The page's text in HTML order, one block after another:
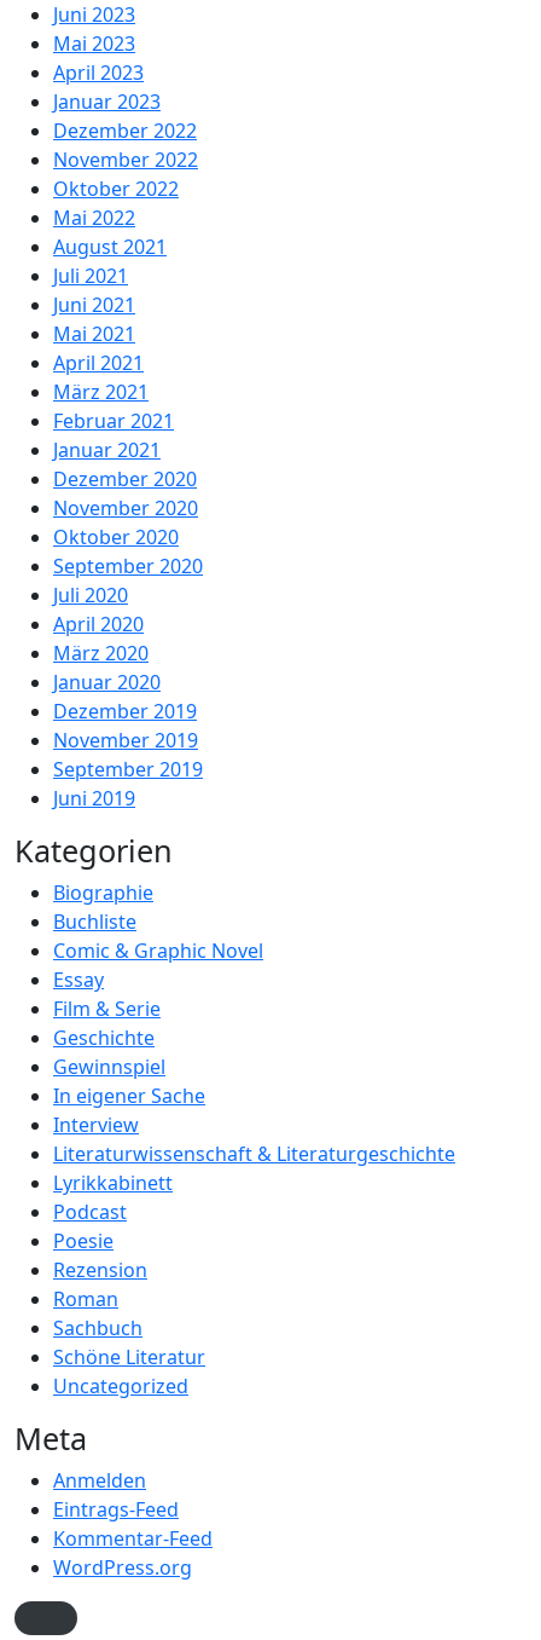
Juni 2023
Mai 2023
April 2023
Januar 2023
Dezember 2022
November 2022
Oktober 2022
Mai 2022
August 2021
Juli 2021
Juni 2021
Mai 2021
April 2021
März 2021
Februar 2021
Januar 2021
Dezember 2020
November 2020
Oktober 2020
September 2020
Juli 2020
April 2020
März 2020
Januar 2020
Dezember 2019
November 2019
September 2019
Juni 2019
Kategorien
Biographie
Buchliste
Comic & Graphic Novel
Essay
Film & Serie
Geschichte
Gewinnspiel
In eigener Sache
Interview
Literaturwissenschaft & Literaturgeschichte
Lyrikkabinett
Podcast
Poesie
Rezension
Roman
Sachbuch
Schöne Literatur
Uncategorized
Meta
Anmelden
Eintrags-Feed
Kommentar-Feed
WordPress.org